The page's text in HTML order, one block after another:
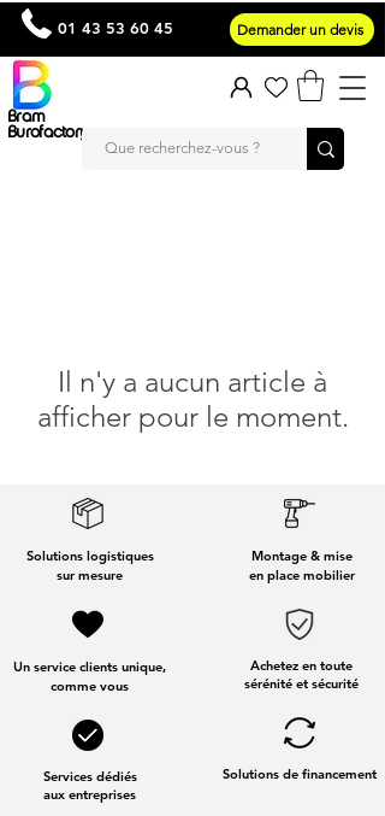
Bram
Burofactory
01 43 53 60 45 Demander un devis
Il n'y a aucun article à
afficher pour le moment.
Solutions logistiques
sur mesure
Un service clients unique,
comme vous
Services dédiés
aux entreprises
Montage & mise
en place mobilier
Achetez en toute
sérénité et sécurité
Solutions de financement